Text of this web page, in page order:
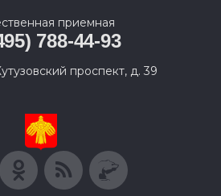
приемная
788-44-93
проспект, д. 39